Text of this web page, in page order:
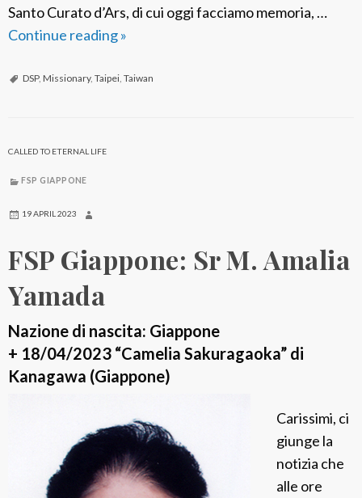
Santo Curato d’Ars, di cui oggi facciamo memoria, …
Continue readingF
P
n
S
r
G
a
i
n
»
DSP, Missionary, Taipei, Taiwan
CALLED TO ETERNAL LIFE
FSP GIAPPONE
19 APRIL 2023
FSP Giappone: Sr M. Amalia
Yamada
Nazione di nascita: Giappone
+ 18/04/2023 “Camelia Sakuragaoka” di
Kanagawa (Giappone)
Carissimi, ci
giunge la
notizia che
alle ore